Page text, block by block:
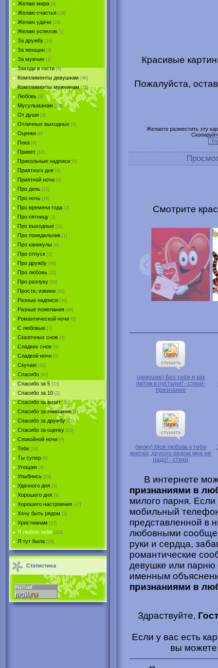
Желаю мира [6]
Желаю счастья [28]
Желаю удачи [18]
Желаю успехов [1]
За дружбу [10]
За женщин [0]
За мужчин [1]
Заходи в гости [9]
Комплименты девушкам [46]
Комплименты мужчинам [28]
Любовь [8]
Мусульманам [18]
От души [3]
Отличных выходных [0]
Оценки [0]
Пока [0]
Привет [63]
Прикольные надписи [0]
Приятного дня [0]
Приятной ночи [0]
Про день [13]
Про ночь [19]
Про времена года [2]
Про пятницу [3]
Про выходные [11]
Про понедельник [1]
Про каникулы [0]
Про отпуск [2]
Про дружбу [46]
Про любовь [20]
Про разлуку [10]
Прости, извини [42]
Разные надписи [56]
Разные пожелания [40]
Романтической ночи [0]
С любовью [7]
Сказочных снов [4]
Сладких снов [5]
Сладкой ночи [0]
Скучаю [22]
Спасибо [42]
Спасибо за 5 [23]
Спасибо за 10 [2]
Спасибо за визит [11]
Спасибо за внимание [5]
Спасибо за дружбу [11]
Спасибо за оценку [24]
Спокойной ночи [6]
Тебе [54]
Ты супер [8]
Угощаю [4]
Улыбнись [53]
Удачного дня [4]
Хорошего дня [5]
Хорошего настроения [47]
Хочу быть рядом [5]
Христианам [17]
Я люблю тебя [119]
Я тут была [24]
Статистика
Красивые
Пожалуйста,
Желаете разместить эту
Смотрите
(девушке) Без тебя я как
лютик в пустыне! - стихи-
признание
(мужу) Моя любовь к тебе
крепка, другого рядом мне не
надо! - стихи
В интернете
признаниями в
милого парня.
мобильный
представленной в
любовными
руки и сердца,
романтические
девушке или парню
именным
признаниями в
Здраствуйте,
Если у вас есть
вы